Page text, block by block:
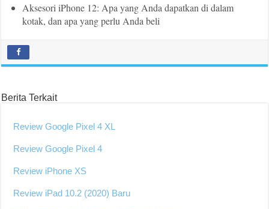
Aksesori iPhone 12: Apa yang Anda dapatkan di dalam
kotak, dan apa yang perlu Anda beli
Berita Terkait
Review Google Pixel 4 XL
Review Google Pixel 4
Review iPhone XS
Review iPad 10.2 (2020) Baru